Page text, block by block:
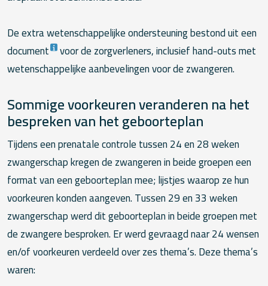
De extra wetenschappelijke ondersteuning bestond uit een
document voor de zorgverleners, inclusief hand-outs met
wetenschappelijke aanbevelingen voor de zwangeren.
Sommige voorkeuren veranderen na het
bespreken van het geboorteplan
Tijdens een prenatale controle tussen 24 en 28 weken
zwangerschap kregen de zwangeren in beide groepen een
format van een geboorteplan mee; lijstjes waarop ze hun
voorkeuren konden aangeven. Tussen 29 en 33 weken
zwangerschap werd dit geboorteplan in beide groepen met
de zwangere besproken. Er werd gevraagd naar 24 wensen
en/of voorkeuren verdeeld over zes thema’s. Deze thema’s
waren: